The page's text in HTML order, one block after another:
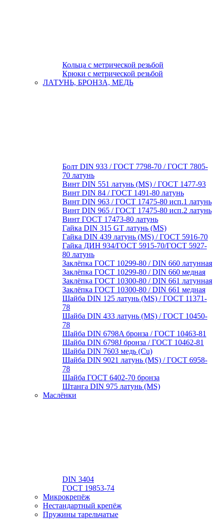
Кольца с метрической резьбой
Крюки с метрической резьбой
ЛАТУНЬ, БРОНЗА, МЕДЬ
Болт DIN 933 / ГОСТ 7798-70 / ГОСТ 7805-
70 латунь
Винт DIN 551 латунь (MS) / ГОСТ 1477-93
Винт DIN 84 / ГОСТ 1491-80 латунь
Винт DIN 963 / ГОСТ 17475-80 исп.1 латунь
Винт DIN 965 / ГОСТ 17475-80 исп.2 латунь
Винт ГОСТ 17473-80 латунь
Гайка DIN 315 GT латунь (MS)
Гайка DIN 439 латунь (MS) / ГОСТ 5916-70
Гайка ДИН 934/ГОСТ 5915-70/ГОСТ 5927-
80 латунь
Заклёпка ГОСТ 10299-80 / DIN 660 латунная
Заклёпка ГОСТ 10299-80 / DIN 660 медная
Заклёпка ГОСТ 10300-80 / DIN 661 латунная
Заклёпка ГОСТ 10300-80 / DIN 661 медная
Шайба DIN 125 латунь (MS) / ГОСТ 11371-
78
Шайба DIN 433 латунь (MS) / ГОСТ 10450-
78
Шайба DIN 6798A бронза / ГОСТ 10463-81
Шайба DIN 6798J бронза / ГОСТ 10462-81
Шайба DIN 7603 медь (Cu)
Шайба DIN 9021 латунь (MS) / ГОСТ 6958-
78
Шайба ГОСТ 6402-70 бронза
Штанга DIN 975 латунь (MS)
Маслёнки
DIN 3404
ГОСТ 19853-74
Микрокрепёж
Нестандартный крепёж
Пружины тарельчатые